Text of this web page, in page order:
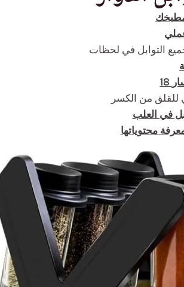
التوابل في لحظات
للقلق من الكسر
في العلب
محتوياتها